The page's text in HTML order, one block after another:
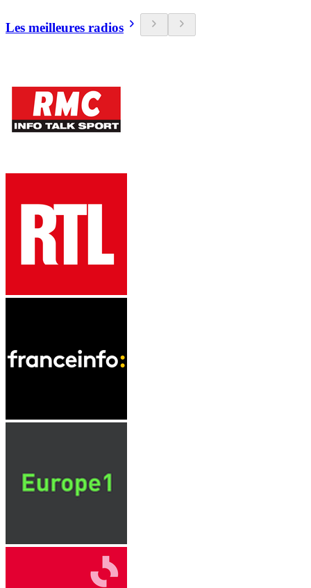
Les meilleures radios